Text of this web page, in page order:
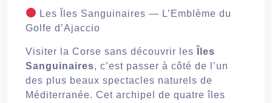
Les Îles Sanguinaires — L’Emblème du
Golfe d’Ajaccio
Visiter la Corse sans découvrir les
Îles
Sanguinaires, c’est passer à côté de l’un
des plus beaux spectacles naturels de
Méditerranée. Cet archipel de quatre îles